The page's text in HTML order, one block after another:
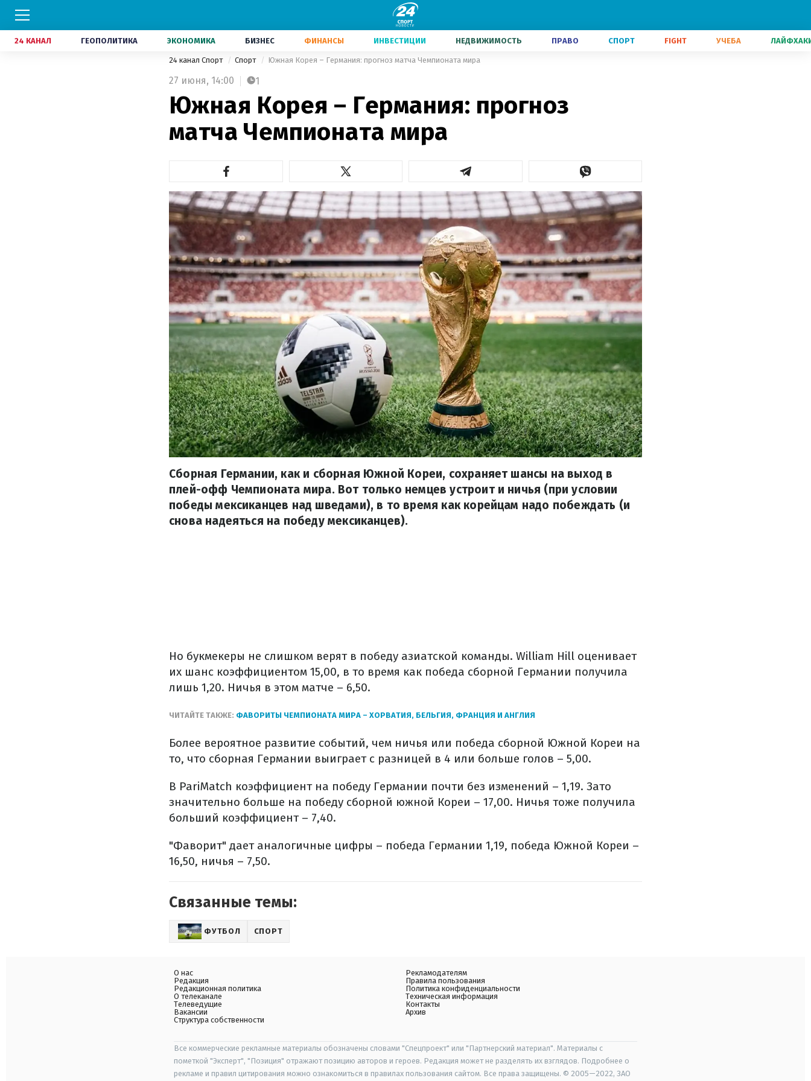
24 КАНАЛ ГЕОПОЛИТИКА ЭКОНОМИКА БИЗНЕС ФИНАНСЫ ИНВЕСТИЦИИ НЕДВИЖИМОСТЬ ПРАВО СПОРТ FIGHT УЧЕБА
24 канал Спорт Спорт Южная Корея – Германия: прогноз матча Чемпионата мира
27 июня, 14:00 1
Южная Корея – Германия: прогноз
матча Чемпионата мира
Сборная Германии, как и сборная Южной Кореи, сохраняет шансы на выход в
плей-офф Чемпионата мира. Вот только немцев устроит и ничья (при условии
победы мексиканцев над шведами), в то время как корейцам надо побеждать (и
снова надеяться на победу мексиканцев).
Но букмекеры не слишком верят в победу азиатской команды. William Hill оценивает
их шанс коэффициентом 15,00, в то время как победа сборной Германии получила
лишь 1,20. Ничья в этом матче – 6,50.
ЧИТАЙТЕ ТАКЖЕ: ФАВОРИТЫ ЧЕМПИОНАТА МИРА – ХОРВАТИЯ, БЕЛЬГИЯ, ФРАНЦИЯ И АНГЛИЯ
Более вероятное развитие событий, чем ничья или победа сборной Южной Кореи на
то, что сборная Германии выиграет с разницей в 4 или больше голов – 5,00.
В PariMatch коэффициент на победу Германии почти без изменений – 1,19. Зато
значительно больше на победу сборной южной Кореи – 17,00. Ничья тоже получила
больший коэффициент – 7,40.
"Фаворит" дает аналогичные цифры – победа Германии 1,19, победа Южной Кореи –
16,50, ничья – 7,50.
Связанные темы:
ФУТБОЛ СПОРТ
О нас
Редакция
Редакционная политика
О телеканале
Телеведущие
Вакансии
Структура собственности
Рекламодателям
Правила пользования
Политика конфиденциальности
Техническая информация
Контакты
Архив
Все коммерческие рекламные материалы обозначены словами "Спецпроект" или "Партнерский материал". Материалы с
пометкой "Эксперт", "Позиция" отражают позицию авторов и героев. Редакция может не разделять их взглядов. Подробнее о
рекламе и правил цитирования можно ознакомиться в правилах пользования сайтом. Все права защищены. © 2005—2022, ЗАО